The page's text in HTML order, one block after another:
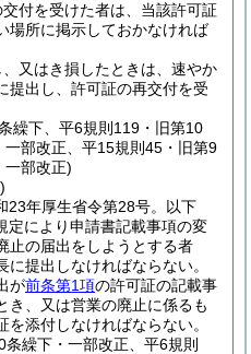
付を受けた者は、当該許可証
場所に掲示しておかなければ
又はき損したときは、速やか
提出し、許可証の再交付を受
繰下、平6規則119・旧第10
部改正、平15規則45・旧第9
一部改正)
23年厚生省令第28号。以下
定により申請書記載事項の変
止の届出をしようとする者
提出しなければならない。
が前条第1項の許可証の記載事
き、又は営業の廃止に係るも
添付しなければならない。
繰下・一部改正、平6規則